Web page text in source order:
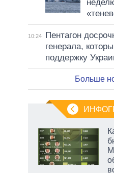
10:24
Пентагон
генерала,
поддержку
Больше